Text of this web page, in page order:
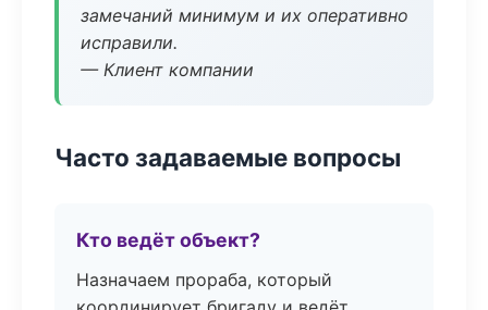
замечаний минимум и их оперативно
исправили.
— Клиент компании
Часто задаваемые вопросы
Кто ведёт объект?
Назначаем прораба, который